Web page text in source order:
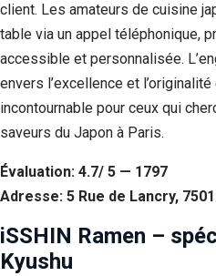
client. Les amateurs de cuisine
table via un appel téléphonique,
accessible et personnalisée.
envers l’excellence et
incontournable pour ceux qui
saveurs du Japon à Paris.
Évaluation: 4.7/ 5 — 1797
Adresse: 5 Rue de Lancry,
iSSHIN Ramen –
Kyushu